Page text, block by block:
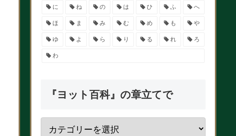
に ね の は ひ ふ へ
ほ ま み む め も や
ゆ よ ら り る れ ろ
わ
『ヨット百科』の章立てで